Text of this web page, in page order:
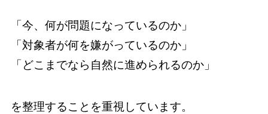
「今、何が問題になっているのか」
「対象者が何を嫌がっているのか」
「どこまでなら自然に進められるのか」
を整理することを重視しています。